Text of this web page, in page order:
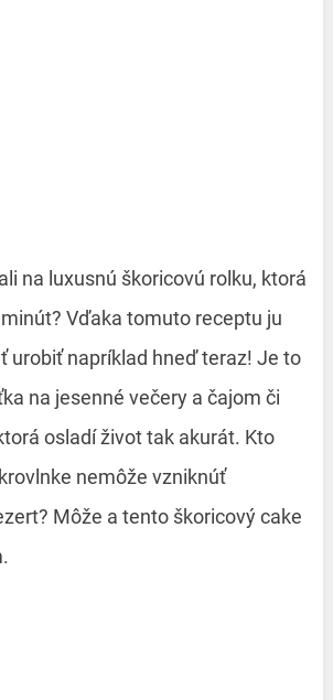
na luxusnú škoricovú rolku, ktorá
Vďaka tomuto receptu ju
urobiť napríklad hneď teraz! Je to
na jesenné večery a čajom či
osladí život tak akurát. Kto
nemôže vzniknúť
Môže a tento škoricový cake